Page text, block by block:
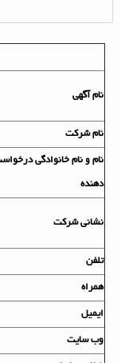
نام آگهي
نام شرکت
نام و نام خانوادگي درخواست
دهنده
نشاني شرکت
تلفن
همراه
ايميل
وب سايت